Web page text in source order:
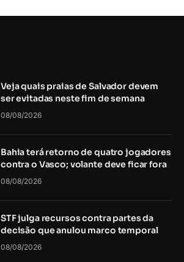
Veja quais praias de Salvador devem
ser evitadas neste fim de semana
08/08/2026
Bahia terá retorno de quatro jogadores
contra o Vasco; volante deve ficar fora
08/08/2026
STF julga recursos contra partes da
decisão que anulou marco temporal
08/08/2026